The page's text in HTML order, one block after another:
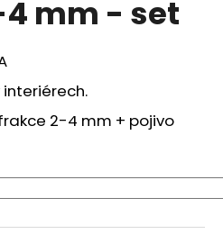
4 mm - set
2-4 mm + pojivo